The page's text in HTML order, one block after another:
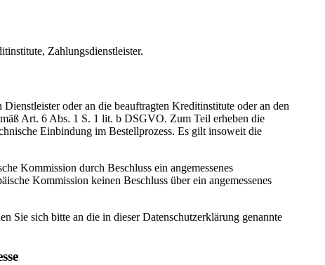
Zahlungsdienstleister.
oder an die beauftragten Kreditinstitute oder an den
Art. 6 Abs. 1 S. 1 lit. b DSGVO. Zum Teil erheben die
Einbindung im Bestellprozess. Es gilt insoweit die
Kommission durch Beschluss ein angemessenes
Kommission keinen Beschluss über ein angemessenes
Sie sich bitte an die in dieser Datenschutzerklärung genannte